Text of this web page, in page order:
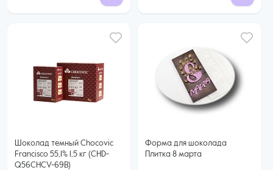
Шоколад темный Chocovic
Francisco 55,1% 1,5 кг (CHD-
Q56CHCV-69B)
Форма для шоколада
Плитка 8 марта